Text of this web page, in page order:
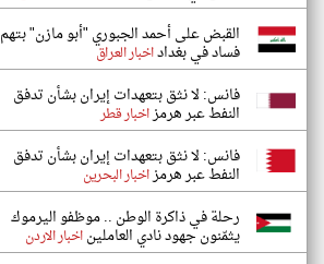
القبض على أحمد الجبوري "أبو مازن" بتهم
فساد في بغداداخبار العراق
فانس: لا نثق بتعهدات إيران بشأن تدفق
النفط عبر هرمزاخبار قطر
فانس: لا نثق بتعهدات إيران بشأن تدفق
النفط عبر هرمزاخبار البحرين
رحلة في ذاكرة الوطن .. موظفو اليرموك
يثمّنون جهود نادي العامليناخبار الاردن